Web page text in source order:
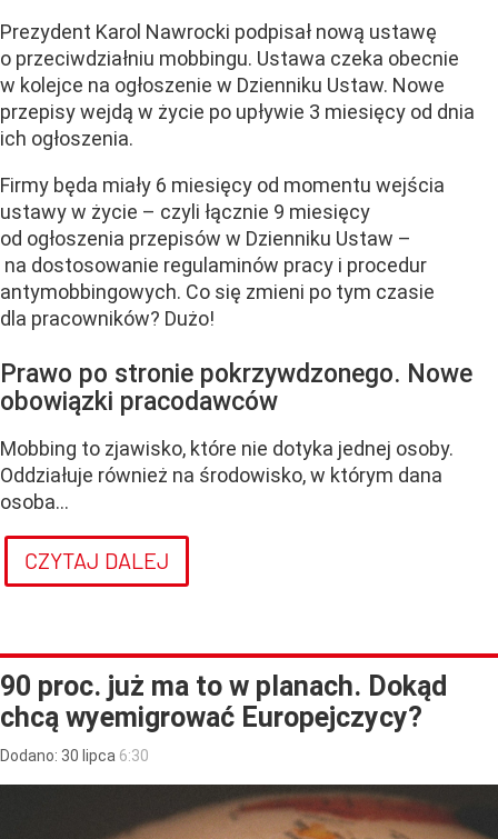
Prezydent Karol Nawrocki podpisał nową ustawę
o przeciwdziałniu mobbingu. Ustawa czeka obecnie
w kolejce na ogłoszenie w Dzienniku Ustaw. Nowe
przepisy wejdą w życie po upływie 3 miesięcy od dnia
ich ogłoszenia.
Firmy będa miały 6 miesięcy od momentu wejścia
ustawy w życie – czyli łącznie 9 miesięcy
od ogłoszenia przepisów w Dzienniku Ustaw –
na dostosowanie regulaminów pracy i procedur
antymobbingowych. Co się zmieni po tym czasie
dla pracowników? Dużo!
Prawo po stronie pokrzywdzonego. Nowe
obowiązki pracodawców
Mobbing to zjawisko, które nie dotyka jednej osoby.
Oddziałuje również na środowisko, w którym dana
osoba...
CZYTAJ DALEJ
90 proc. już ma to w planach. Dokąd
chcą wyemigrować Europejczycy?
Dodano: 30 lipca 6:30